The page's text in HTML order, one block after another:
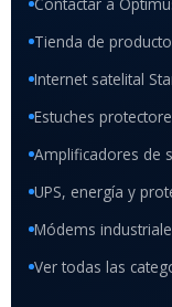
Tienda de
Internet satelital
Estuches
Amplificadores de
UPS, energía y
Módems
Ver todas las